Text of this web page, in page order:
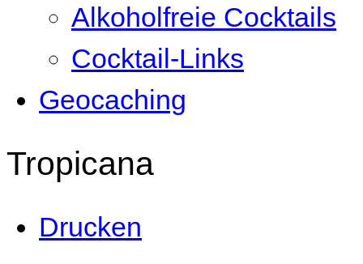
Alkoholfreie Cocktails
Cocktail-Links
Geocaching
Tropicana
Drucken